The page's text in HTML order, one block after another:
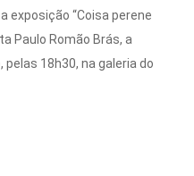
exposição “Coisa perene
Paulo Romão Brás, a
18h30, na galeria do